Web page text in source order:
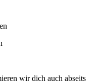
wir dich auch abseits